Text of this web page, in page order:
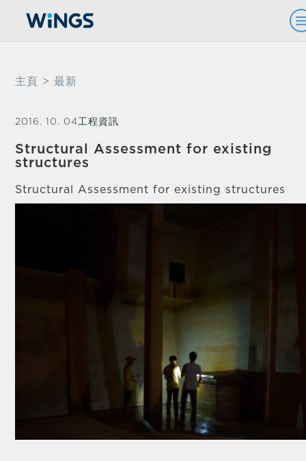
主頁 > 最新
2016. 10. 04工程資訊
Structural Assessment for existing
structures
Structural Assessment for existing structures